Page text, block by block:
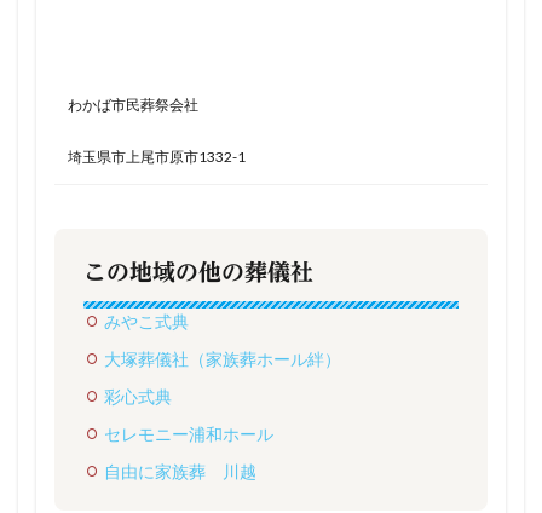
わかば市民葬祭会社
埼玉県市上尾市原市1332-1
この地域の他の葬儀社
みやこ式典
大塚葬儀社（家族葬ホール絆）
彩心式典
セレモニー浦和ホール
自由に家族葬 川越